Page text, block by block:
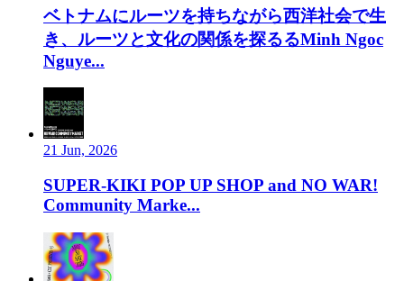
ベトナムにルーツを持ちながら西洋社会で生
き、ルーツと文化の関係を探るるMinh Ngoc
Nguye...
21 Jun, 2026
SUPER-KIKI POP UP SHOP and NO WAR!
Community Marke...